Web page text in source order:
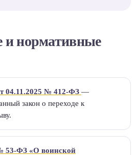
нормативные
04.11.2025 № 412-ФЗ —
закон о переходе к
53-ФЗ «О воинской